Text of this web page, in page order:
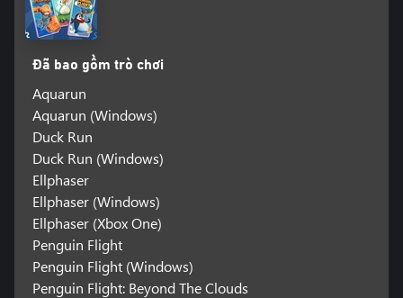
Đã bao gồm trò chơi
Aquarun
Aquarun (Windows)
Duck Run
Duck Run (Windows)
Ellphaser
Ellphaser (Windows)
Ellphaser (Xbox One)
Penguin Flight
Penguin Flight (Windows)
Penguin Flight: Beyond The Clouds